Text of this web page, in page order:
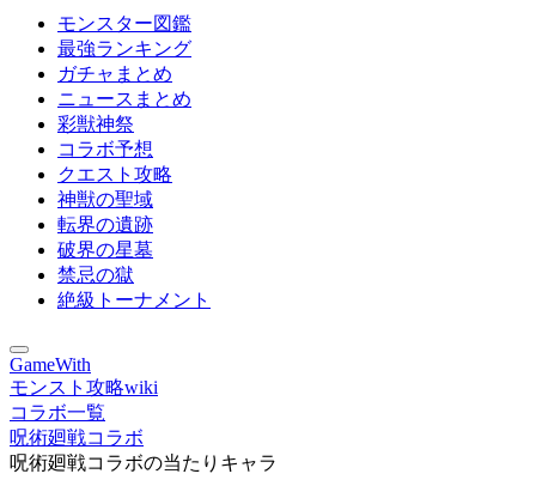
モンスター図鑑
最強ランキング
ガチャまとめ
ニュースまとめ
彩獣神祭
コラボ予想
クエスト攻略
神獣の聖域
転界の遺跡
破界の星墓
禁忌の獄
絶級トーナメント
GameWith
モンスト攻略wiki
コラボ一覧
呪術廻戦コラボ
呪術廻戦コラボの当たりキャラ